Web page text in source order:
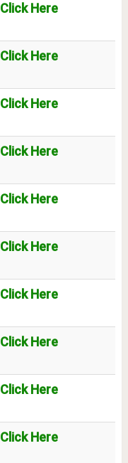
Click Here
Click Here
Click Here
Click Here
Click Here
Click Here
Click Here
Click Here
Click Here
Click Here